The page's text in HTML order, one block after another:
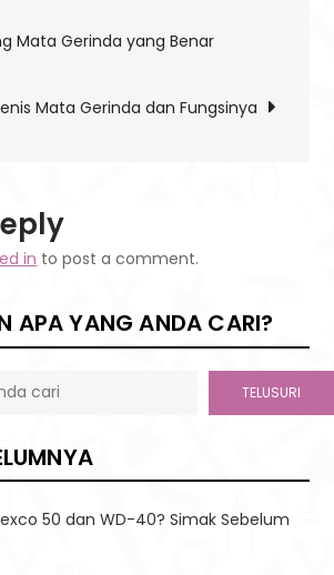
Warna
Proyek
Mata Gerinda yang Benar
Mata Gerinda dan Fungsinya
in to post a comment.
APA YANG ANDA CARI?
TELUSURI
50 dan WD-40? Simak Sebelum